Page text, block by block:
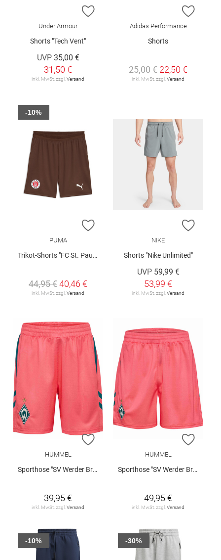
ZUR WUNSCHLISTE HINZUFÜGEN
Under Armour
Shorts "Tech Vent"
UVP 35,00 €
31,50 €
inkl. MwSt. zzgl.Versand
ZUR
Adidas Performance
Shorts
25,00 € 22,50 €
inkl. MwSt. zzgl.Versand
ZUR WUNSCHLISTE HINZUFÜGEN
PUMA
Trikot-Shorts "FC St. Pauli 26/27"
44,95 €40,46 €
inkl. MwSt. zzgl.Versand
-10%
ZUR
NIKE
Shorts "Nike Unlimited"
UVP 59,99 €
53,99 €
inkl. MwSt. zzgl.Versand
ZUR WUNSCHLISTE HINZUFÜGEN
HUMMEL
Sporthose "SV Werder Bremen 3rd 2026/27 Kids"
39,95 €
inkl. MwSt. zzgl. Versand
ZUR
HUMMEL
Sporthose "SV Werder Bremen 3rd 2026/27"
49,95 €
inkl. MwSt. zzgl. Versand
-10% -30%